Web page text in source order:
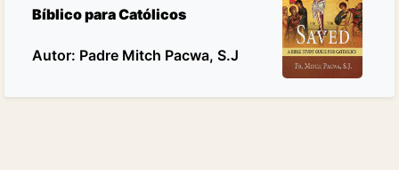
Bíblico para Católicos
Autor: Padre Mitch Pacwa, S.J